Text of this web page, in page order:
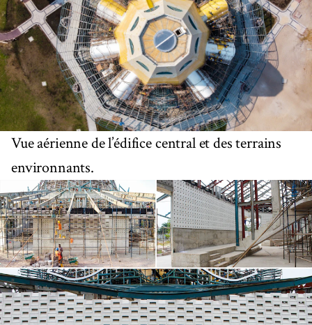
Vue aérienne de l’édifice central et des terrains
environnants.